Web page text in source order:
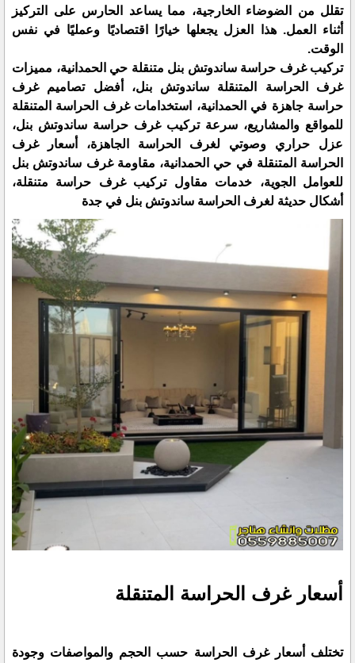
تقلل من الضوضاء الخارجية، مما يساعد الحارس على التركيز
أثناء العمل. هذا العزل يجعلها خيارًا اقتصاديًا وعمليًا في نفس
الوقت.
تركيب غرف حراسة ساندوتش بنل متنقلة حي الحمدانية، مميزات
غرف الحراسة المتنقلة ساندوتش بنل، أفضل تصاميم غرف
حراسة جاهزة في الحمدانية، استخدامات غرف الحراسة المتنقلة
للمواقع والمشاريع، سرعة تركيب غرف حراسة ساندوتش بنل،
عزل حراري وصوتي لغرف الحراسة الجاهزة، أسعار غرف
الحراسة المتنقلة في حي الحمدانية، مقاومة غرف ساندوتش بنل
للعوامل الجوية، خدمات مقاول تركيب غرف حراسة متنقلة،
أشكال حديثة لغرف الحراسة ساندوتش بنل في جدة
أسعار غرف الحراسة المتنقلة
تختلف أسعار غرف الحراسة حسب الحجم والمواصفات وجودة